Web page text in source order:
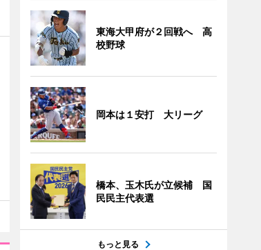
東海大甲府が２回戦へ 高
校野球
岡本は１安打 大リーグ
橋本、玉木氏が立候補 国
民民主代表選
もっと見る